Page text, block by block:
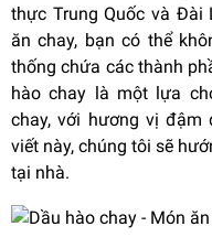
thực Trung Quốc và Đài
ăn chay, bạn có thể
thống chứa các thành
hào chay là một lựa
chay, với hương vị đậm
viết này, chúng tôi sẽ
tại nhà.